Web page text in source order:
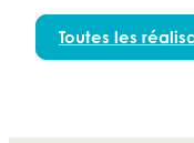
Toutes les